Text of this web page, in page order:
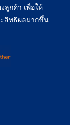
ลูกค้า เพื่อให้
สิทธิผลมากขึ้น